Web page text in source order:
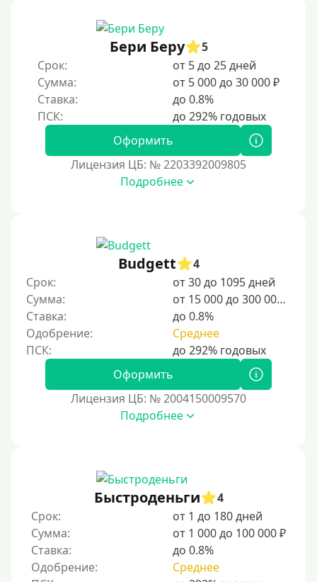
С 19 лет
С 20 лет
С 21 года
С 22 лет
С 23 лет
Несовершеннолетним
Для мужчин
Женский займ
Мамам в декрете
Без прописки
С временной регистрацией
Пенсионерам до 70 лет
Пенсионерам до 75 лет
Пенсионерам до 80 лет
Пенсионерам до 85 лет
Бери Беру
5
Срок:
от 5 до 25 дней
Сумма:
от 5 000 до 30 000 ₽
Ставка:
до 0.8%
Оформить
Лицензия ЦБ: № 2203392009805
Подробнее
Budgett
4
Срок:
от 30 до 1095 дней
Сумма:
от 15 000 до 300 000 ₽
Ставка:
до 0.8%
Одобрение:
Среднее
Оформить
Лицензия ЦБ: № 2004150009570
Подробнее
Быстроденьги
4
Срок:
от 1 до 180 дней
Сумма:
от 1 000 до 100 000 ₽
Ставка:
до 0.8%
Одобрение:
Среднее